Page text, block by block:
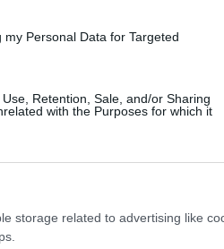
Personal Data for Targeted
Retention, Sale, and/or Sharing
with the Purposes for which it
storage related to advertising like
A Jóbarátok
sztárok
körében időről időre
konfliktus